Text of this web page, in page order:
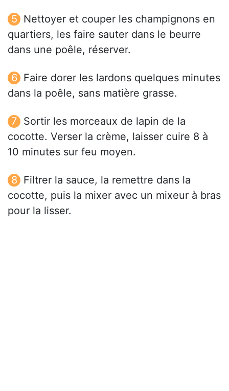
Nettoyer et couper les champignons en
quartiers, les faire sauter dans le beurre
dans une poêle, réserver.
Faire dorer les lardons quelques minutes
dans la poêle, sans matière grasse.
Sortir les morceaux de lapin de la
cocotte. Verser la crème, laisser cuire 8 à
10 minutes sur feu moyen.
Filtrer la sauce, la remettre dans la
cocotte, puis la mixer avec un mixeur à bras
pour la lisser.